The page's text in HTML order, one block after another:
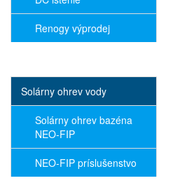
Renogy výprodej
Solárny ohrev vody
Solárny ohrev bazéna
NEO-FIP
NEO-FIP príslušenstvo